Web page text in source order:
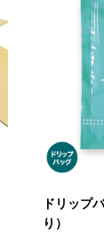
ドリップ
り）